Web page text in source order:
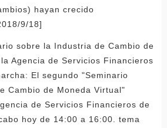
hayan crecido
9/18]
sobre la Industria de Cambio de
Agencia de Servicios Financieros
El segundo "Seminario
Cambio de Moneda Virtual"
de Servicios Financieros de
hoy de 14:00 a 16:00. tema